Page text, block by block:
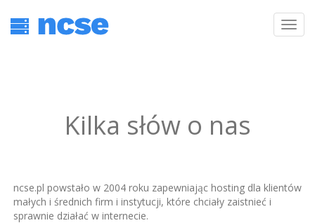
Kilka słów o nas
ncse.pl powstało w 2004 roku zapewniając hosting dla klientów
małych i średnich firm i instytucji, które chciały zaistnieć i
sprawnie działać w internecie.